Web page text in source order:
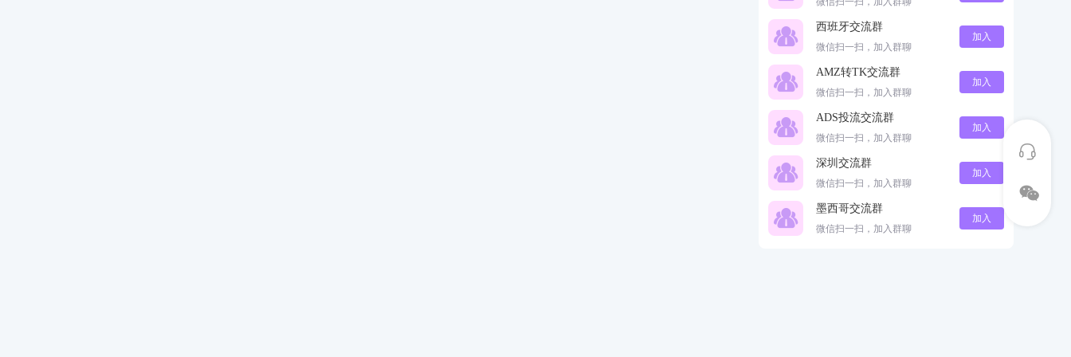
西班牙交流群
微信扫一扫，加入群聊
加入
AMZ转TK交流群
微信扫一扫，加入群聊
加入
ADS投流交流群
微信扫一扫，加入群聊
加入
深圳交流群
微信扫一扫，加入群聊
加入
墨西哥交流群
微信扫一扫，加入群聊
加入